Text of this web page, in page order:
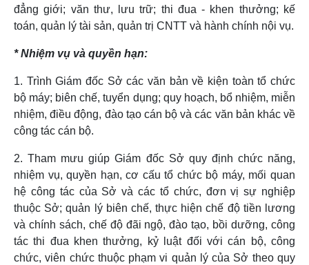
đẳng giới; văn thư, lưu trữ; thi đua - khen thưởng; kế
toán, quản lý tài sản, quản trị CNTT và hành chính nội vụ.
* Nhiệm vụ và quyền hạn:
1. Trình Giám đốc Sở các văn bản về kiện toàn tổ chức
bộ máy; biên chế, tuyển dụng; quy hoạch, bổ nhiệm, miễn
nhiệm, điều động, đào tạo cán bộ và các văn bản khác về
công tác cán bộ.
2. Tham mưu giúp Giám đốc Sở quy định chức năng,
nhiệm vụ, quyền hạn, cơ cấu tổ chức bộ máy, mối quan
hệ công tác của Sở và các tổ chức, đơn vị sự nghiệp
thuộc Sở; quản lý biên chế, thực hiện chế độ tiền lương
và chính sách, chế độ đãi ngộ, đào tạo, bồi dưỡng, công
tác thi đua khen thưởng, kỷ luật đối với cán bộ, công
chức, viên chức thuộc phạm vi quản lý của Sở theo quy